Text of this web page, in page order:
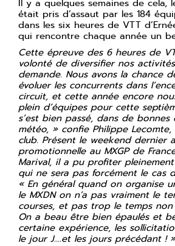
Il y a quelques semaines de cela,
était pris d’assaut par les 184
dans les six heures de VTT
qui rencontre chaque année un
Cette épreuve des 6 heures de
volonté de diversifier nos
demande. Nous avons la chance
évoluer les concurrents dans
circuit, et cette année encore
plein d’équipes pour cette
s’est bien passé, dans de
météo, » confie Philippe
club. Présent le weekend dernier
promotionnelle au MXGP de
Marival, il a pu profiter
qui ne sera pas forcément le cas
« En général quand on organise
le MXDN on n’a pas vraiment le
courses, et pas trop le temps
On a beau être bien épaulés et
certaine expérience, les
le jour J….et les jours précédant ! »